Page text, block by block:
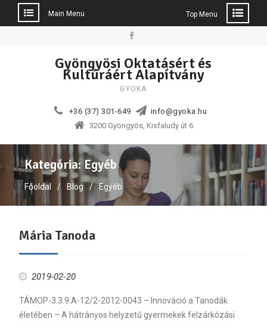
Main Menu Top Menu
Gyöngyösi Oktatásért és
Kultúráért Alapítvány
GYOKA
+36 (37) 301-649
info@gyoka.hu
3200 Gyöngyös, Kisfaludy út 6.
Kategória: Egyéb
Főoldal Blog Egyéb
Mária Tanoda
2019-02-20
TÁMOP-3.3.9.A-12/2-2012-0043 – Innováció a Tanodák
életében – A hátrányos helyzetű gyermekek felzárkózási